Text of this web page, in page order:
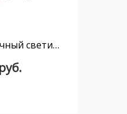
Настенный уличный светильник MANTRA Davos 6527